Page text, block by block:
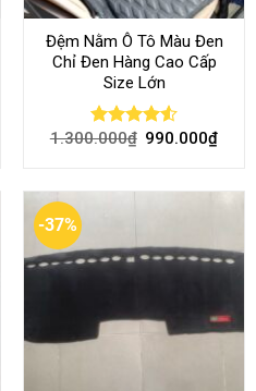
Đệm Nằm Ô Tô Màu Đen
Chỉ Đen Hàng Cao Cấp
Size Lớn
Rated 4.54
1.300.000₫ 990.000₫
-37%